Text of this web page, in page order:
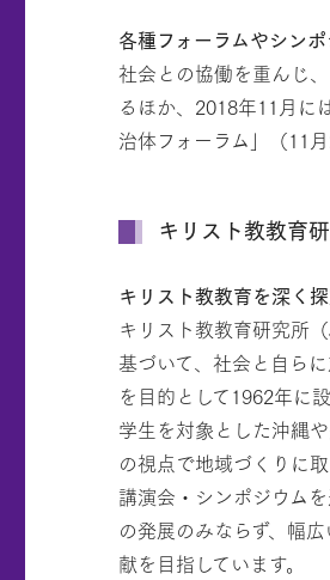
各種フォーラムやシン
社会との協働を重んじ
るほか、2018年11月に
治体フォーラム」（11
キリスト教教育
キリスト教教育を深く
キリスト教教育研究所
基づいて、社会と自ら
を目的として1962年に
学生を対象とした沖縄
の視点で地域づくりに
講演会・シンポジウム
の発展のみならず、幅
献を目指しています。